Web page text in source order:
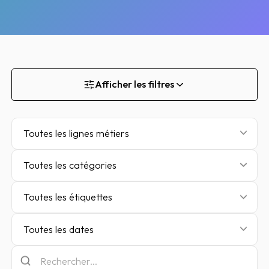
Afficher les filtres
Toutes les lignes métiers
Toutes les catégories
Toutes les étiquettes
Toutes les dates